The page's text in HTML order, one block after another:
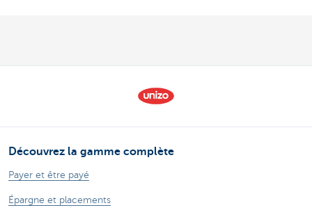
Découvrez la gamme complète
Payer et être payé
Épargne et placements